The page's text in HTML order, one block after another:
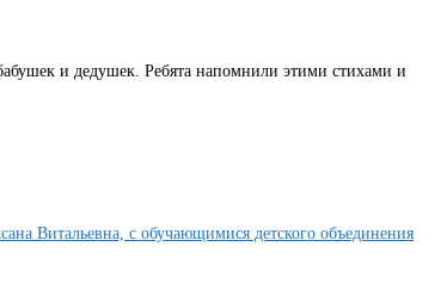
и дедушек. Ребята напомнили этими стихами и
Витальевна, с обучающимися детского объединения